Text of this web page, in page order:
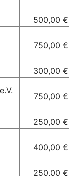
500,00 €
750,00 €
300,00 €
750,00 €
250,00 €
400,00 €
250,00 €